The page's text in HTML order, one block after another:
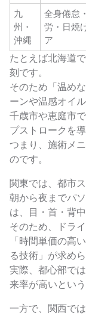
九
州・
沖縄
全身倦怠
労・日焼
ア
たとえば北海道
刻です。
そのため「温め
ーンや温感オイ
千歳市や恵庭市
プストロークを
つまり、施術メ
のです。
関東では、都市
朝から夜までパ
は、目・首・背
そのため、ドラ
「時間単価の高
る技術」が求めら
実際、都心部で
来率が高いとい
一方で、関西で